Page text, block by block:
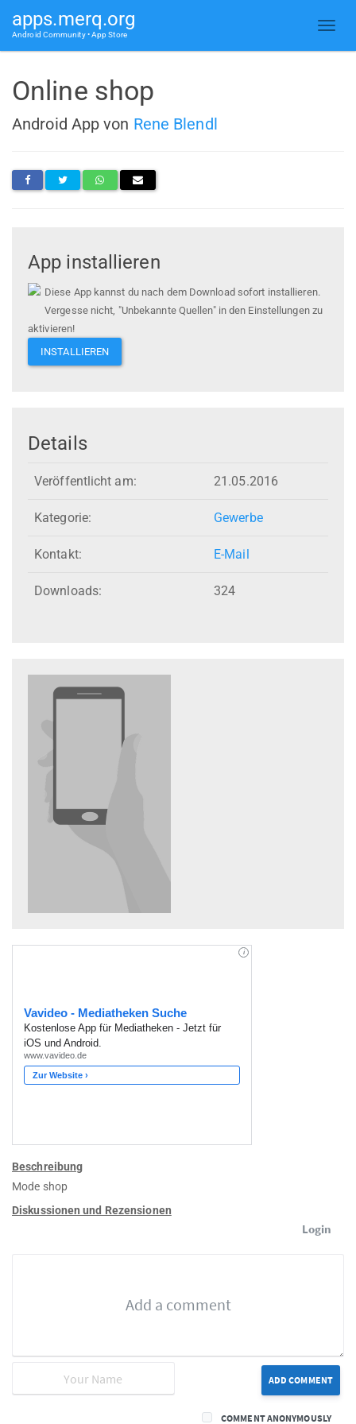
apps.merq.org
Android Community • App Store
Online shop
Android App von Rene Blendl
App installieren
Diese App kannst du nach dem Download sofort installieren.
Vergesse nicht, "Unbekannte Quellen" in den Einstellungen zu
aktivieren!
INSTALLIEREN
Details
Veröffentlicht am: 21.05.2016
Kategorie: Gewerbe
Kontakt: E-Mail
Downloads: 324
Beschreibung
Mode shop
Diskussionen und Rezensionen
Login
ADD COMMENT
COMMENT ANONYMOUSLY